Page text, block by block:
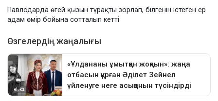
Павлодарда өгей қызын тұрақты зорлап, білгенін істеген ер
адам өмір бойына сотталып кетті